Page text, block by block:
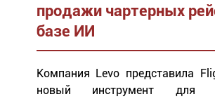
продажи чартерных
базе ИИ
Компания Levo представила
новый инструмент для